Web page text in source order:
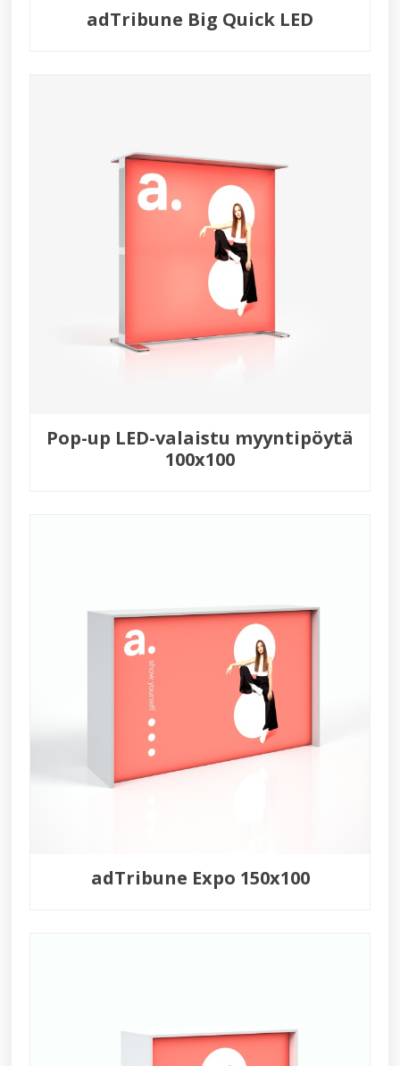
adTribune Big Quick LED
Pop-up LED-valaistu myyntipöytä
100x100
adTribune Expo 150x100